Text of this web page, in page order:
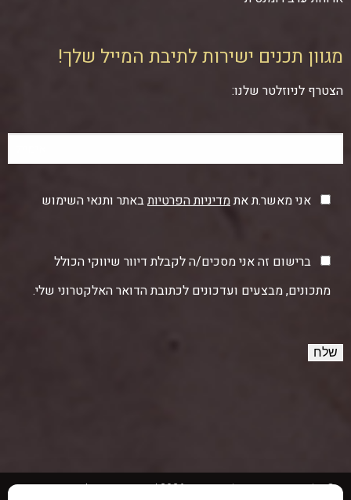
מגוון תכנים ישירות לתיבת המייל שלך!
הצטרף לניוזלטר שלנו:
אני מאשר.ת אתמדיניות הפרטיותבאתר ותנאי השימוש
ברישום זה אני מסכים/ה לקבלת דיוור שיווקי הכולל
מתכונים, מבצעים ועדכונים לכתובת הדואר האלקטרוני שלי.
© כל הזכויות שמורות לחוות תקוע 2026 | הצהרת נגישות|מדיניות פרטיות